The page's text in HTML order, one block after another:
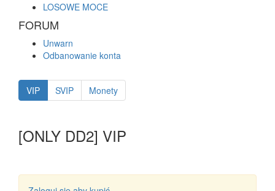
LOSOWE MOCE
FORUM
Unwarn
Odbanowanie konta
VIP SVIP Monety
[ONLY DD2] VIP